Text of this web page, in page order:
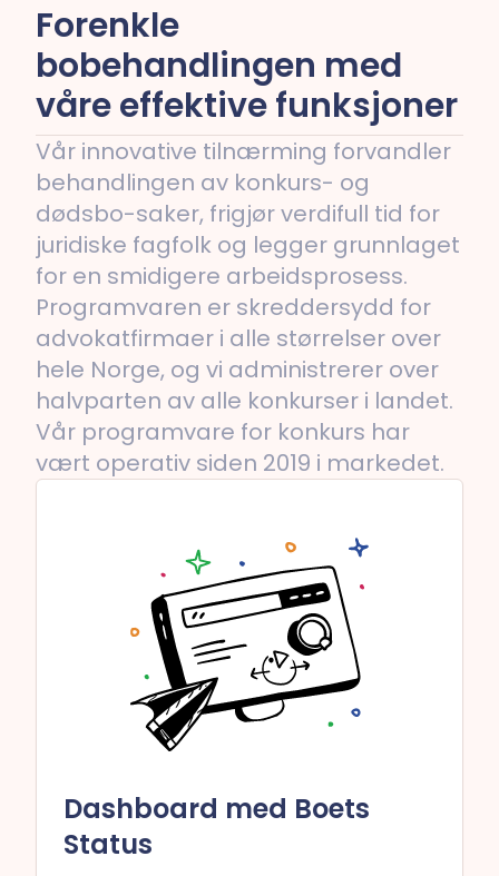
Forenkle
bobehandlingen med
våre effektive funksjoner
Vår innovative tilnærming forvandler
behandlingen av konkurs- og
dødsbo-saker, frigjør verdifull tid for
juridiske fagfolk og legger grunnlaget
for en smidigere arbeidsprosess.
Programvaren er skreddersydd for
advokatfirmaer i alle størrelser over
hele Norge, og vi administrerer over
halvparten av alle konkurser i landet.
Vår programvare for konkurs har
vært operativ siden 2019 i markedet.
Dashboard med Boets
Status